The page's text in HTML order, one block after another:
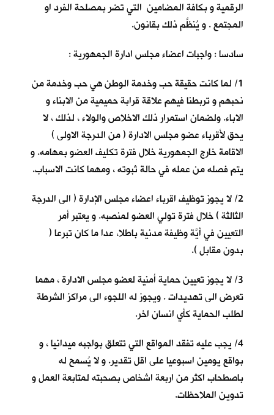
الرقمية و بكافة المضامين التي تضر بمصلحة الفرد او
المجتمع . و يُنظَّم ذلك بقانون.
سادسا : واجبات اعضاء مجلس ادارة الجمهورية :
1/ لما كانت حقيقة حب وخدمة الوطن هي حب وخدمة من
نحبهم و تربطنا فيهم علاقة قرابة حميمية من الابناء و
الاباء. ولضمان استمرار ذلك الاخلاص والولاء ، لذلك ، لا
يحق لأقرباء عضو مجلس الادارة ( من الدرجة الاولى )
الاقامة خارج الجمهورية خلال فترة تكليف العضو بمهامه. و
يتم فصله من عمله في حالة ثبوته ، ومهما كانت الاسباب.
2/ لا يجوز توظيف اقرباء اعضاء مجلس الإدارة ( الى الدرجة
الثالثة ) خلال فترة تولي العضو لمنصبه. و يعتبر أمر
التعيين في أيَّة وظيفة مدنية باطلا، عدا ما كان تبرعا (
بدون مقابل ).
3/ لا يجوز تعيين حماية أمنية لعضو مجلس الادارة ، مهما
تعرض الى تهديدات . ويجوز له اللجوء الى مراكز الشرطة
لطلب الحماية كأي انسان اخر.
4/ يجب عليه تفقد المواقع التي تتعلق بواجبه ميدانيا ، و
بواقع يومين اسبوعيا على اقل تقدير. و لا يُسمح له
باصطحاب اكثر من اربعة اشخاص بصحبته لمتابعة العمل و
تدوين الملاحظات.